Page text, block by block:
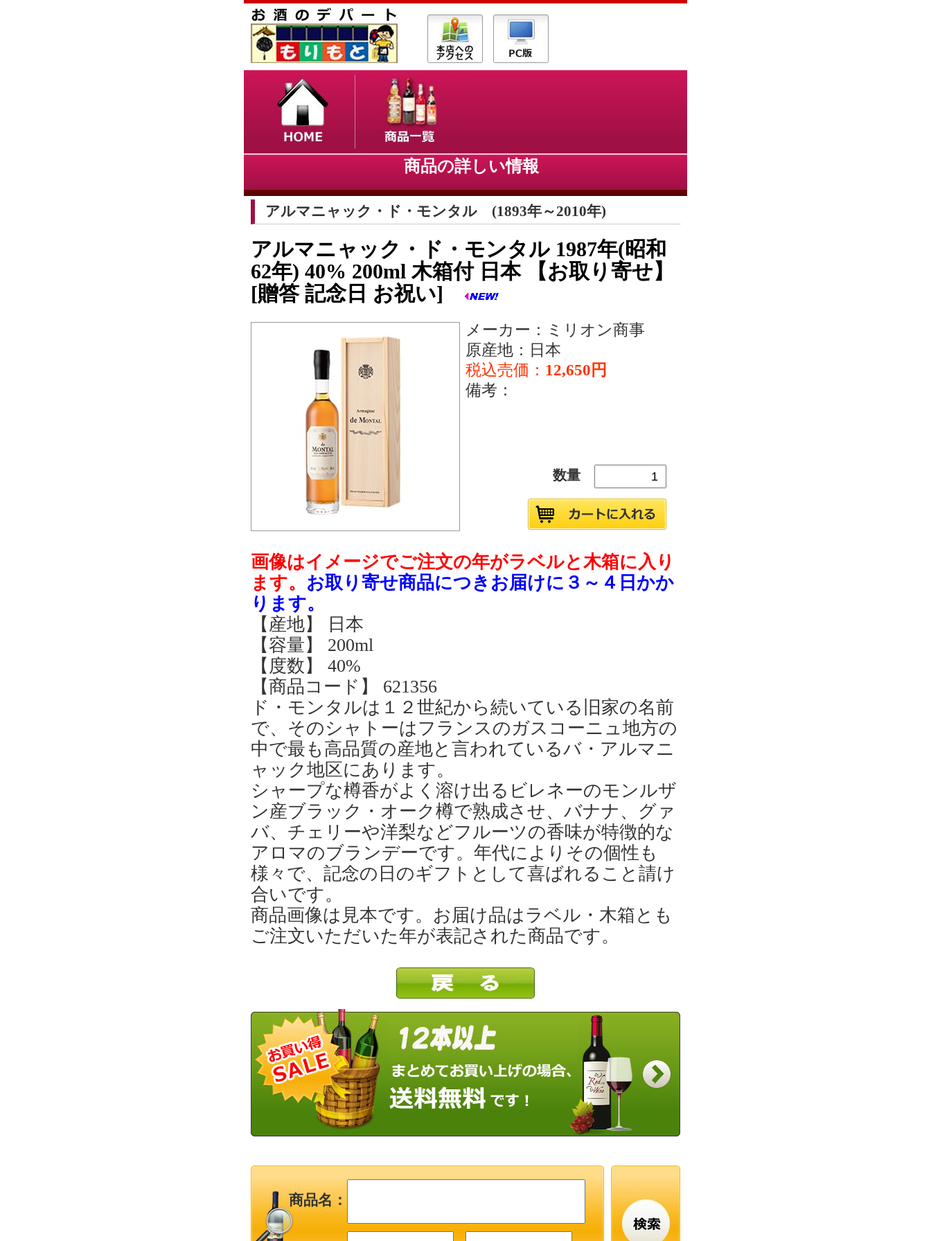
商品の詳しい情報
アルマニャック・ド・モンタル (1893年～2010年)
アルマニャック・ド・モンタル 1987年(昭和
62年) 40% 200ml 木箱付 日本 【お取り寄せ】
[贈答 記念日 お祝い]
メーカー：ミリオン商事
原産地：日本
税込売価： 12,650円
備考：
数量
画像はイメージでご注文の年がラベルと木箱に入り
ます。 お取り寄せ商品につきお届けに３～４日かか
ります。
【産地】 日本
【容量】 200ml
【度数】 40%
【商品コード】 621356
ド・モンタルは１２世紀から続いている旧家の名前
で、そのシャトーはフランスのガスコーニュ地方の
中で最も高品質の産地と言われているバ・アルマニ
ャック地区にあります。
シャープな樽香がよく溶け出るビレネーのモンルザ
ン産ブラック・オーク樽で熟成させ、バナナ、グァ
バ、チェリーや洋梨などフルーツの香味が特徴的な
アロマのブランデーです。年代によりその個性も
様々で、記念の日のギフトとして喜ばれること請け
合いです。
商品画像は見本です。お届け品はラベル・木箱とも
ご注文いただいた年が表記された商品です。
商品名：